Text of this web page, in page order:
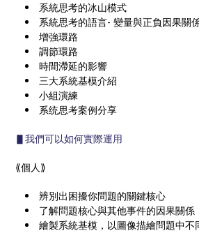
系統思考的冰山模式
系統思考的語言- 變量與正負因果關
增強環路
調節環路
時間滯延的影響
三大系統基模介紹
小組演練
系统思考案例分享
▋我們可以如何實際運用
⟪個人⟫
辨別出困擾你問題的關鍵核心
了解問題核心與其他事件的因果關
繪製系統基模，以圖像描繪問題中不